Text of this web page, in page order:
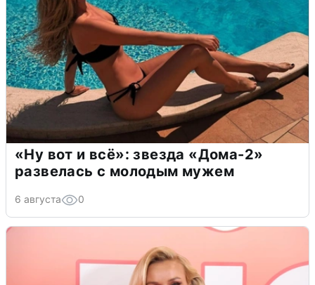
«Ну вот и всё»: звезда «Дома-2»
развелась с молодым мужем
6 августа 0